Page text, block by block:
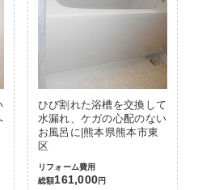
ひび割れた浴槽を交換して
水漏れ、ケガの心配のない
お風呂に|熊本県熊本市東
区
リフォーム費用
総額161,000円